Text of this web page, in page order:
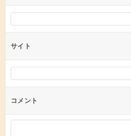
サイト
コメント